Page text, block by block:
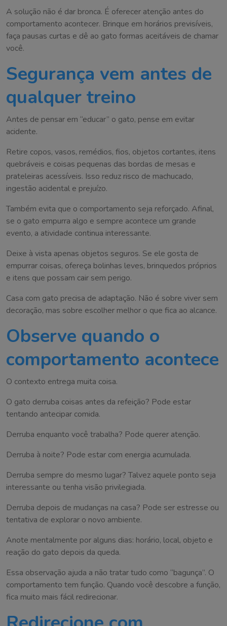
A solução não é dar bronca. É oferecer atenção antes do
comportamento acontecer. Brinque em horários previsíveis,
faça pausas curtas e dê ao gato formas aceitáveis de chamar
você.
Segurança vem antes de
qualquer treino
Antes de pensar em “educar” o gato, pense em evitar
acidente.
Retire copos, vasos, remédios, fios, objetos cortantes, itens
quebráveis e coisas pequenas das bordas de mesas e
prateleiras acessíveis. Isso reduz risco de machucado,
ingestão acidental e prejuízo.
Também evita que o comportamento seja reforçado. Afinal,
se o gato empurra algo e sempre acontece um grande
evento, a atividade continua interessante.
Deixe à vista apenas objetos seguros. Se ele gosta de
empurrar coisas, ofereça bolinhas leves, brinquedos próprios
e itens que possam cair sem perigo.
Casa com gato precisa de adaptação. Não é sobre viver sem
decoração, mas sobre escolher melhor o que fica ao alcance.
Observe quando o
comportamento acontece
O contexto entrega muita coisa.
O gato derruba coisas antes da refeição? Pode estar
tentando antecipar comida.
Derruba enquanto você trabalha? Pode querer atenção.
Derruba à noite? Pode estar com energia acumulada.
Derruba sempre do mesmo lugar? Talvez aquele ponto seja
interessante ou tenha visão privilegiada.
Derruba depois de mudanças na casa? Pode ser estresse ou
tentativa de explorar o novo ambiente.
Anote mentalmente por alguns dias: horário, local, objeto e
reação do gato depois da queda.
Essa observação ajuda a não tratar tudo como “bagunça”. O
comportamento tem função. Quando você descobre a função,
fica muito mais fácil redirecionar.